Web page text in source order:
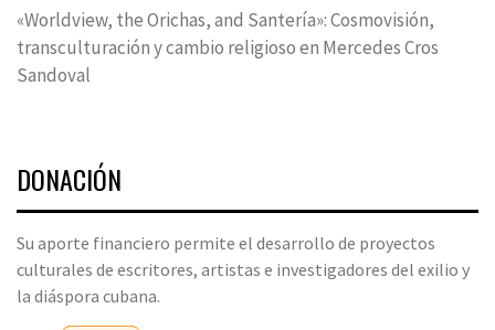
«Worldview, the Orichas, and Santería»: Cosmovisión,
transculturación y cambio religioso en Mercedes Cros
Sandoval
DONACIÓN
Su aporte financiero permite el desarrollo de proyectos
culturales de escritores, artistas e investigadores del exilio y
la diáspora cubana.